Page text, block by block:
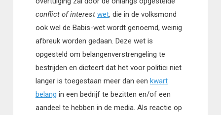
conflict of interest wet, die in de volksmond
ook wel de Babis-wet wordt genoemd, weinig
afbreuk worden gedaan. Deze wet is
opgesteld om belangenverstrengeling te
bestrijden en dicteert dat het voor politici niet
langer is toegestaan meer dan een kwart
belang in een bedrijf te bezitten en/of een
aandeel te hebben in de media. Als reactie op